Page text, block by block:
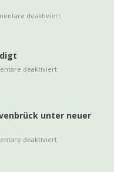
deaktiviert
deaktiviert
unter neuer
deaktiviert